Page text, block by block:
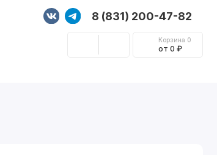
8 (831) 200-47-82
Корзина 0
от 0 ₽